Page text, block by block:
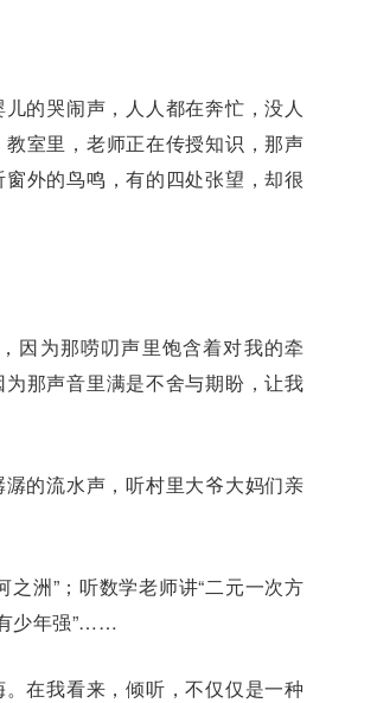
的哭闹声，人人都在奔忙，没人
室里，老师正在传授知识，那声
外的鸟鸣，有的四处张望，却很
因为那唠叨声里饱含着对我的牵
那声音里满是不舍与期盼，让我
的流水声，听村里大爷大妈们亲
洲”；听数学老师讲“二元一次方
少年强”……
在我看来，倾听，不仅仅是一种